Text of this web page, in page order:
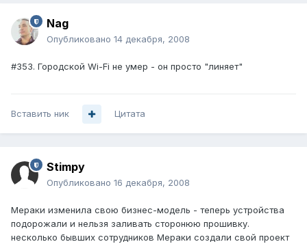
Nag
Опубликовано 14 декабря, 2008
#353. Городской Wi-Fi не умер - он просто "линяет"
Вставить ник Цитата
Stimpy
Опубликовано 16 декабря, 2008
Мераки изменила свою бизнес-модель - теперь устройства
подорожали и нельзя заливать сторонюю прошивку.
несколько бывших сотрудников Мераки создали свой проект